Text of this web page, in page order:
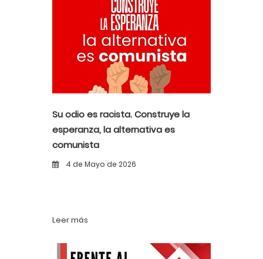
Su odio es racista. Construye la
esperanza, la alternativa es
comunista
4 de Mayo de 2026
Leer más